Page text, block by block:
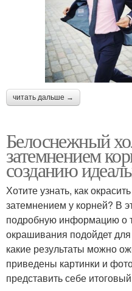
читать дальше →
Белоснежный
затемнением
созданию
Хотите узнать, как
затемнением у корней? В
подробную информацию о
окрашивания подойдет для
какие результаты можно
приведены картинки и
представить себе